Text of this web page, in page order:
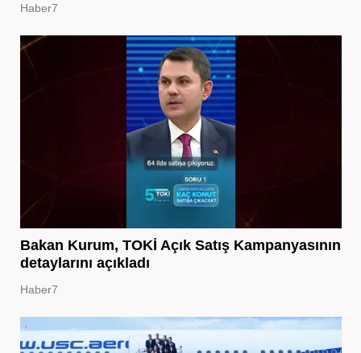
Haber7
Bakan Kurum, TOKİ Açık Satış Kampanyasının
detaylarını açıkladı
Haber7